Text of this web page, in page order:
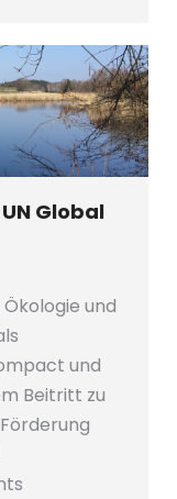
Global
und
und
Beitritt zu